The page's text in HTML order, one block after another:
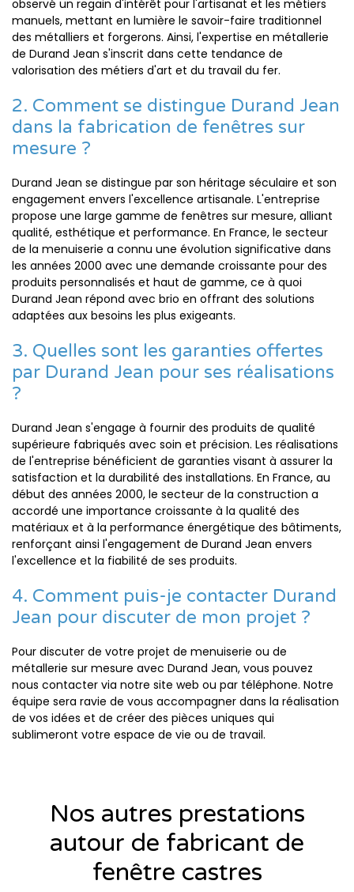
observé un regain d'intérêt pour l'artisanat et les métiers
manuels, mettant en lumière le savoir-faire traditionnel
des métalliers et forgerons. Ainsi, l'expertise en métallerie
de Durand Jean s'inscrit dans cette tendance de
valorisation des métiers d'art et du travail du fer.
2. Comment se distingue Durand Jean
dans la fabrication de fenêtres sur
mesure ?
Durand Jean se distingue par son héritage séculaire et son
engagement envers l'excellence artisanale. L'entreprise
propose une large gamme de fenêtres sur mesure, alliant
qualité, esthétique et performance. En France, le secteur
de la menuiserie a connu une évolution significative dans
les années 2000 avec une demande croissante pour des
produits personnalisés et haut de gamme, ce à quoi
Durand Jean répond avec brio en offrant des solutions
adaptées aux besoins les plus exigeants.
3. Quelles sont les garanties offertes
par Durand Jean pour ses réalisations
?
Durand Jean s'engage à fournir des produits de qualité
supérieure fabriqués avec soin et précision. Les réalisations
de l'entreprise bénéficient de garanties visant à assurer la
satisfaction et la durabilité des installations. En France, au
début des années 2000, le secteur de la construction a
accordé une importance croissante à la qualité des
matériaux et à la performance énergétique des bâtiments,
renforçant ainsi l'engagement de Durand Jean envers
l'excellence et la fiabilité de ses produits.
4. Comment puis-je contacter Durand
Jean pour discuter de mon projet ?
Pour discuter de votre projet de menuiserie ou de
métallerie sur mesure avec Durand Jean, vous pouvez
nous contacter via notre site web ou par téléphone. Notre
équipe sera ravie de vous accompagner dans la réalisation
de vos idées et de créer des pièces uniques qui
sublimeront votre espace de vie ou de travail.
Nos autres prestations
autour de fabricant de
fenêtre castres